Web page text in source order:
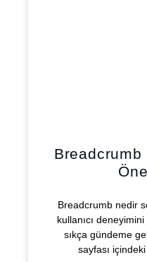
Breadcrumb nedir
kullanıcı
sıkça gündeme
sayfası